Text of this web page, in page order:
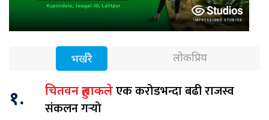
भर्खरै लोकप्रिय
१. चितवन हुलाकलेएक करोडभन्दा बढी राजस्व
संकलन गर्‍यो